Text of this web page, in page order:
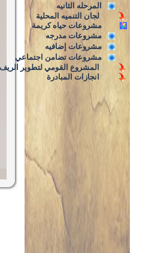
المرحله الثانيه
لجان التنميه المحلية
مشروعات حياه كريمة
مشروعات مدرجه
مشروعات إضافيه
مشروعات تضامن اجتماعي
المشروع القومي لتطوير الريف
انجازات المبادرة